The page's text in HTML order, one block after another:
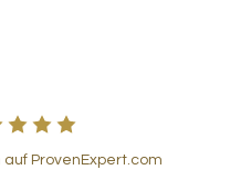
ProvenExpert.com